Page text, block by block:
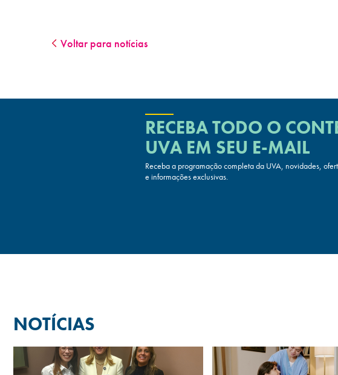
Voltar para notícias
RECEBA TODO O
UVAEM SEU E-MAIL
Receba a programação completa da UVA, novidades,
e informações exclusivas.
NOTÍCIAS